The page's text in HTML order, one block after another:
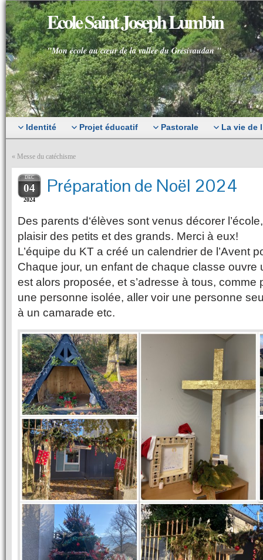
Ecole Saint Joseph Lumbin
"Mon école au cœur de la vallée du Grésivaudan "
Identité Projet éducatif Pastorale La vie de
« Messe du catéchisme
DEC
04
2024
Préparation de Noël 2024
Des parents d‘élèves sont venus décorer
plaisir des petits et des grands. Merci à eux!
L’équipe du KT a créé un calendrier de l’Avent
Chaque jour, un enfant de chaque classe ouvre
est alors proposée, et s’adresse à tous, comme
une personne isolée, aller voir une personne
à un camarade etc.